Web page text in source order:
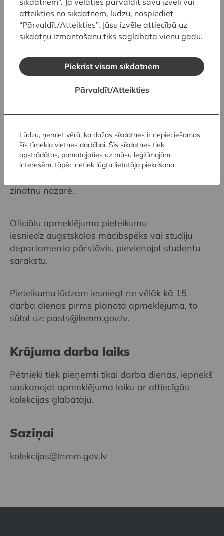
atsauci: Latvijas Nacionālā mākslas muzeja
kolekcija.
Būsim pateicīgi, ja pēc pētījuma pabeigšanas
iesniegsiet darba eksemplāru vai tā digitālo
kopiju LNMM bibliotēkai.
Krājuma apmeklējums grupās
Piekļuve LNMM krājuma telpām studiju nolūkos ir
paredzēta tikai augstskolu studentiem, kuri
specializējas mākslas vēsturē, kultūras
zinātņu nozarē.
Oficiālu apmeklējuma pieteikumu
iesniedz augstskolas mācībspēks vai studiju
departamenta pārstāvis, pievienojot studentu
sarakstu.
Pieteikumu lūdzam iesniegt ne vēlāk kā 15
darba dienas pirms plānotā apmeklējuma, to
sūtot uz: pasts@lnmm.gov.lv.
Krājuma darba laiks
Pētnieki tiek pieņemti tikai darba dienās, iepriekš
saskaņojot apmeklējuma laiku ar attiecīgās
kolekcijas glabātāju.
Saziņai
kolekcijas@lnmm.gov.lv
atteikties no sīkdatnēm, lūdzu, nospiediet
“Pārvaldīt/Atteikties”. Jūsu izvēle attiecībā uz
sīkdatņu izmantošanu tiks saglabāta vienu gadu.
Piekrist visām sīkdatnēm
Pārvaldīt/Atteikties
Lūdzu, ņemiet vērā, ka dažas sīkdatnes ir nepieciešamas
šīs tīmekļa vietnes darbībai. Šīs sīkdatnes tiek
apstrādātas, pamatojoties uz mūsu leģitīmajām
interesēm, tāpēc netiek lūgta lietotāja piekrišana.